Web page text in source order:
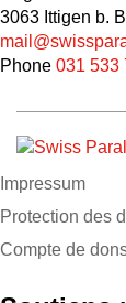
3063 Ittigen b.
Phone 031 533
Impressum
Protection des
Compte de